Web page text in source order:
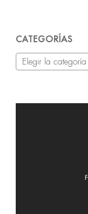
CATEGORÍAS
Categorías
Elegir la categoría